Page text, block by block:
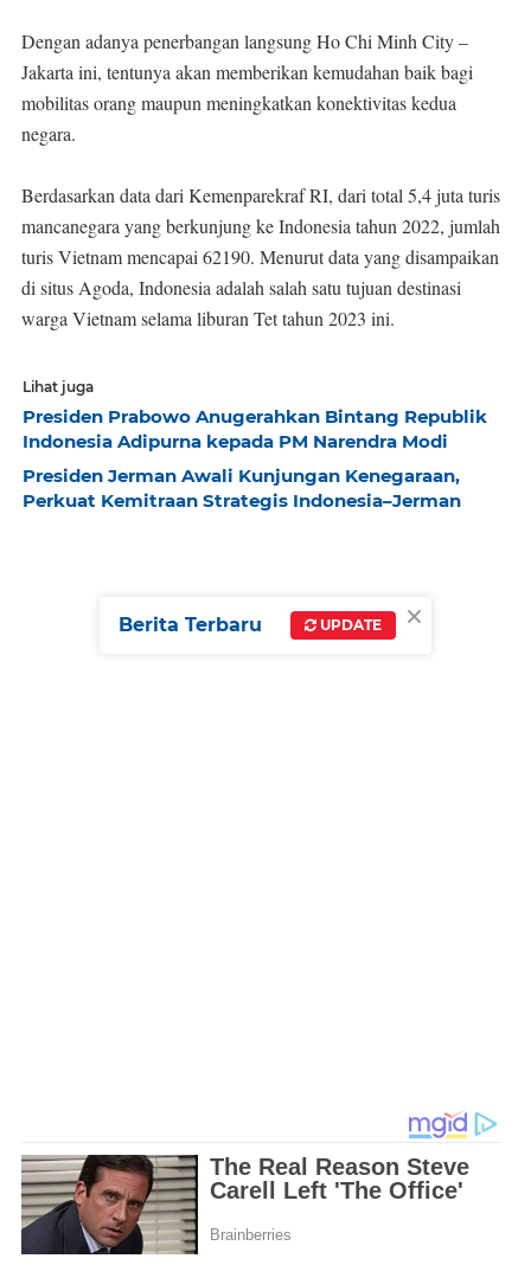
Dengan adanya penerbangan langsung Ho Chi Minh City –
Jakarta ini, tentunya akan memberikan kemudahan baik bagi
mobilitas orang maupun meningkatkan konektivitas kedua
negara.
Berdasarkan data dari Kemenparekraf RI, dari total 5,4 juta turis
mancanegara yang berkunjung ke Indonesia tahun 2022, jumlah
turis Vietnam mencapai 62190. Menurut data yang disampaikan
di situs Agoda, Indonesia adalah salah satu tujuan destinasi
warga Vietnam selama liburan Tet tahun 2023 ini.
Lihat juga
Presiden Prabowo Anugerahkan Bintang Republik
Indonesia Adipurna kepada PM Narendra Modi
Presiden Jerman Awali Kunjungan Kenegaraan,
Perkuat Kemitraan Strategis Indonesia–Jerman
×
Berita Terbaru UPDATE